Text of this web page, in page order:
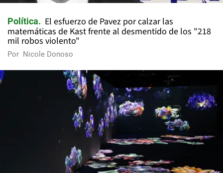
Política
El esfuerzo de Pavez por calzar las
matemáticas de Kast frente al desmentido de los "218
mil robos violento"
Por Nicole Donoso